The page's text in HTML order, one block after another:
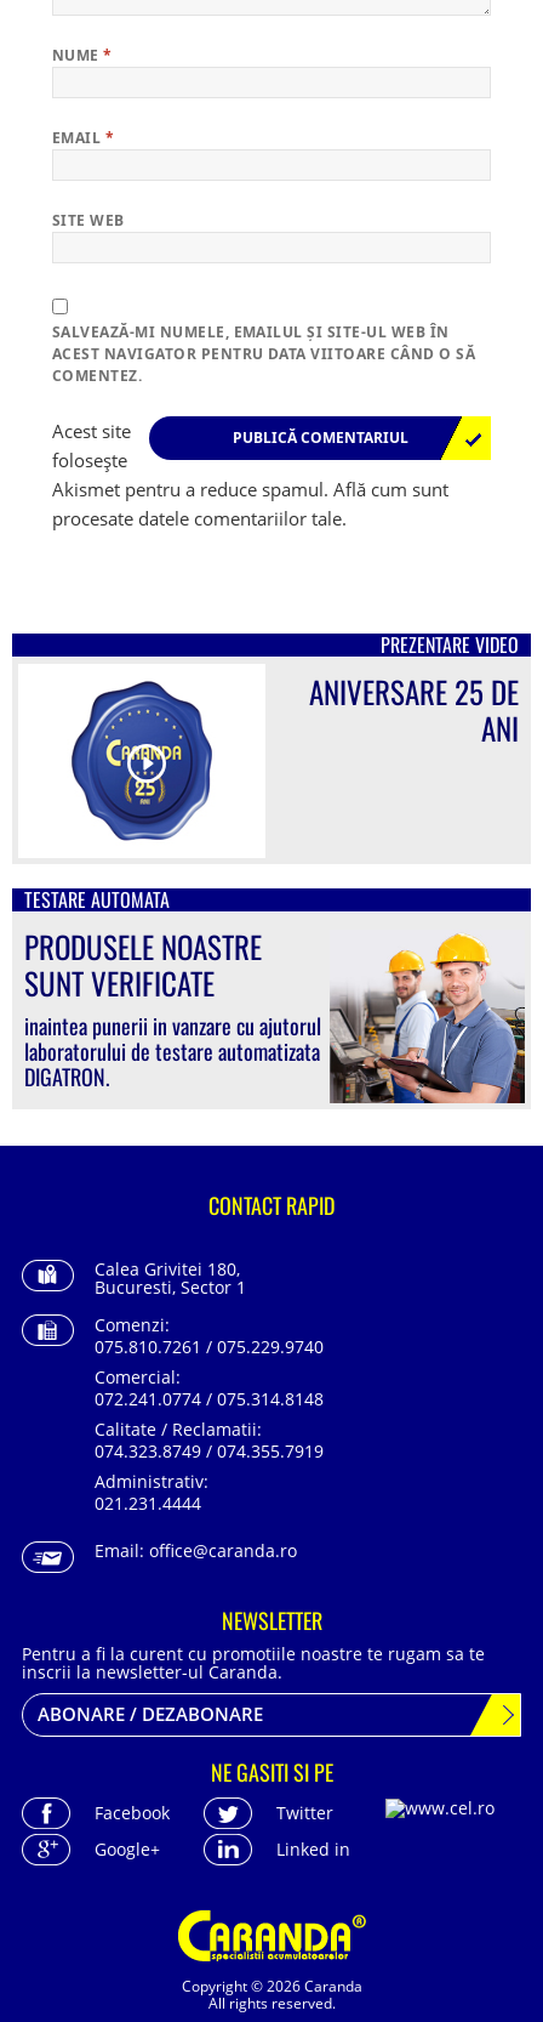
NUME*
EMAIL *
SITE WEB
SALVEAZĂ-MI NUMELE, EMAILUL ȘI SITE-UL WEB ÎN
ACEST NAVIGATOR PENTRU DATA VIITOARE CÂND O SĂ
COMENTEZ.
Acest site
folosește
Akismet pentru a reduce spamul. Află cum sunt
procesate datele comentariilor tale.
PREZENTARE VIDEO
ANIVERSARE 25 DE
ANI
TESTARE AUTOMATA
PRODUSELE NOASTRE
SUNT VERIFICATE
inaintea punerii in vanzare cu ajutorul
laboratorului de testare automatizata
DIGATRON.
Copyright © 2026 Caranda
All rights reserved.
CONTACT RAPID
Calea Grivitei 180,
Bucuresti, Sector 1
Comenzi:
075.810.7261 / 075.229.9740
Comercial:
072.241.0774 / 075.314.8148
Calitate / Reclamatii:
074.323.8749 / 074.355.7919
Administrativ:
021.231.4444
Email: office@caranda.ro
NEWSLETTER
Pentru a fi la curent cu promotiile noastre te rugam sa te
inscrii la newsletter-ul Caranda.
ABONARE / DEZABONARE
NE GASITI SI PE
Facebook
Twitter
Google+
Linked in